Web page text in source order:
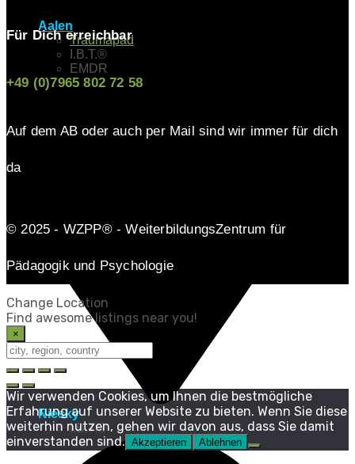
Aalen
Traumapäd
I.B.T.®
EMDR
Niesky
I.B.T.®
Für Dich erreichbar
+49 (0)7965 802 72 58
Auf dem AB oder auch per Mail sind wir immer für dich
da
© 2025 - WZPP® - WeiterbildungsZentrum für
Pädagogik und Psychologie
Change Location
Find awesome listings near you!
×
Change Location
Wir verwenden Cookies, um Ihnen die bestmögliche
Erfahrung auf unserer Website zu bieten. Wenn Sie diese
weiterhin nutzen, gehen wir davon aus, dass Sie damit
einverstanden sind. Akzeptieren Ablehnen